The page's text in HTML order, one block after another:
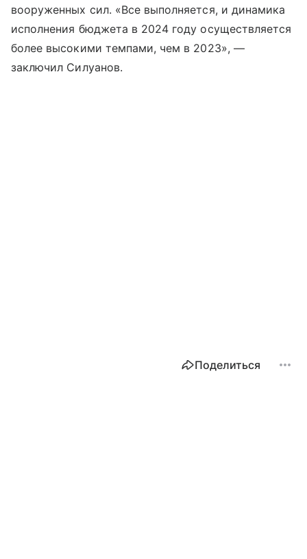
вооруженных сил. «Все выполняется, и динамика
исполнения бюджета в 2024 году осуществляется
более высокими темпами, чем в 2023», —
заключил Силуанов.
Поделиться